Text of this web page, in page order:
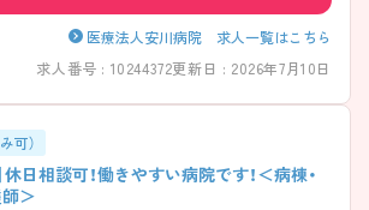
医療法人安川病院 求人一覧はこちら
求人番号 : 10244372更新日 : 2026年7月10日
可）
休日相談可！働きやすい病院です！＜病棟・
＞